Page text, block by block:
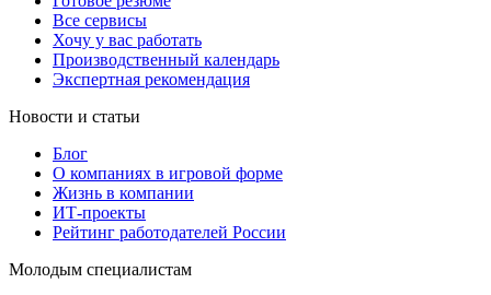
Все сервисы
Хочу у вас работать
Производственный календарь
Экспертная рекомендация
Новости и статьи
Блог
О компаниях в игровой форме
Жизнь в компании
ИТ-проекты
Рейтинг работодателей России
Молодым специалистам